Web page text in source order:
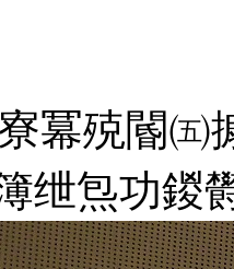
冪殑閽㈤
绁炰功鍐